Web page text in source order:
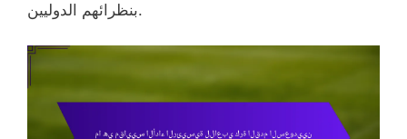
بنظرائهم الدوليين.